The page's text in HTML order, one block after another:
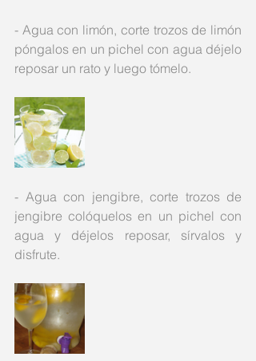
- Agua con limón, corte trozos de limón
póngalos en un pichel con agua déjelo
reposar un rato y luego tómelo.
- Agua con jengibre, corte trozos de
jengibre colóquelos en un pichel con
agua y déjelos reposar, sírvalos y
disfrute.